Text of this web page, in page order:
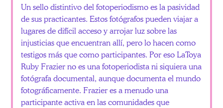
Un sello distintivo del fotoperiodismo es la pasividad
de sus practicantes. Estos fotógrafos pueden viajar a
lugares de difícil acceso y arrojar luz sobre las
injusticias que encuentran allí, pero lo hacen como
testigos más que como participantes. Por eso LaToya
Ruby Frazier no es una fotoperiodista ni siquiera una
fotógrafa documental, aunque documenta el mundo
fotográficamente. Frazier es a menudo una
participante activa en las comunidades que